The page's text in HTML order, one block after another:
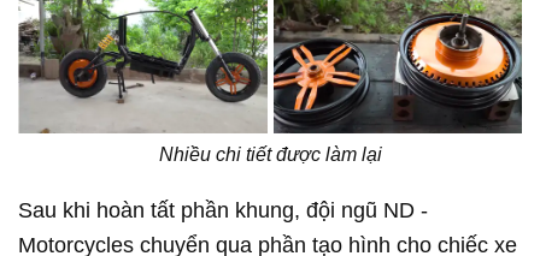
Nhiều chi tiết được làm lại
Sau khi hoàn tất phần khung, đội ngũ ND -
Motorcycles chuyển qua phần tạo hình cho chiếc xe